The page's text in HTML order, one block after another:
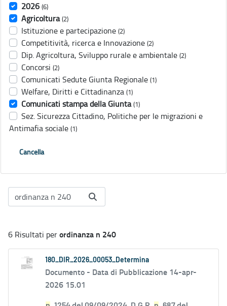
2026 (6)
Agricoltura (2)
Istituzione e partecipazione (2)
Competitività, ricerca e Innovazione (2)
Dip. Agricoltura, Sviluppo rurale e ambientale (2)
Concorsi (2)
Comunicati Sedute Giunta Regionale (1)
Welfare, Diritti e Cittadinanza (1)
Comunicati stampa della Giunta (1)
Sez. Sicurezza Cittadino, Politiche per le migrazioni e
Antimafia sociale (1)
Cancella
6 Risultati perordinanza n 240
180_DIR_2026_00053_Determina
Documento - Data di Pubblicazione 14-apr-
2026 15.01